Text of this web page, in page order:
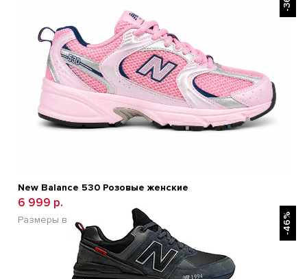
New Balance 530 Розовые женские
6 999 р.
Размеры в наличии:
37 38 39 -46%